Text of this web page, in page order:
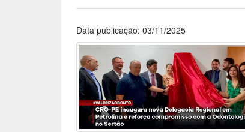
Data publicação: 03/11/2025